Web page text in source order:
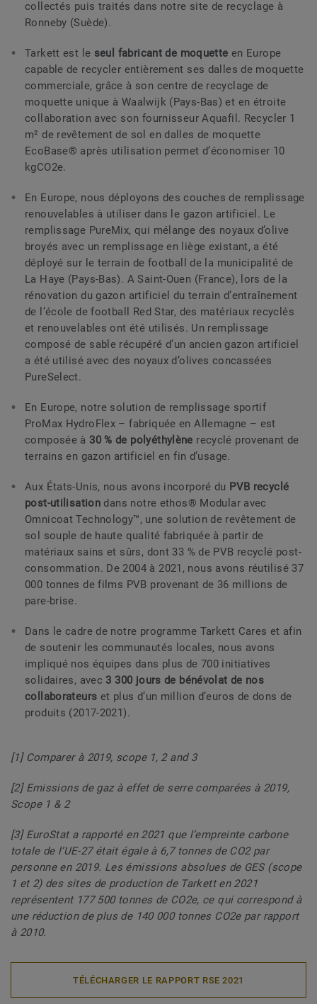
collectés puis traités dans notre site de recyclage à
Ronneby (Suède).
Tarkett est le seul fabricant de moquette en Europe
capable de recycler entièrement ses dalles de moquette
commerciale, grâce à son centre de recyclage de
moquette unique à Waalwijk (Pays-Bas) et en étroite
collaboration avec son fournisseur Aquafil. Recycler 1
m² de revêtement de sol en dalles de moquette
EcoBase® après utilisation permet d’économiser 10
kgCO2e.
En Europe, nous déployons des couches de remplissage
renouvelables à utiliser dans le gazon artificiel. Le
remplissage PureMix, qui mélange des noyaux d’olive
broyés avec un remplissage en liège existant, a été
déployé sur le terrain de football de la municipalité de
La Haye (Pays-Bas). A Saint-Ouen (France), lors de la
rénovation du gazon artificiel du terrain d’entraînement
de l’école de football Red Star, des matériaux recyclés
et renouvelables ont été utilisés. Un remplissage
composé de sable récupéré d’un ancien gazon artificiel
a été utilisé avec des noyaux d’olives concassées
PureSelect.
En Europe, notre solution de remplissage sportif
ProMax HydroFlex – fabriquée en Allemagne – est
composée à 30 % de polyéthylène recyclé provenant de
terrains en gazon artificiel en fin d’usage.
Aux États-Unis, nous avons incorporé du PVB recyclé
post-utilisation dans notre ethos® Modular avec
Omnicoat Technology™, une solution de revêtement de
sol souple de haute qualité fabriquée à partir de
matériaux sains et sûrs, dont 33 % de PVB recyclé post-
consommation. De 2004 à 2021, nous avons réutilisé 37
000 tonnes de films PVB provenant de 36 millions de
pare-brise.
Dans le cadre de notre programme Tarkett Cares et afin
de soutenir les communautés locales, nous avons
impliqué nos équipes dans plus de 700 initiatives
solidaires, avec 3 300 jours de bénévolat de nos
collaborateurs et plus d’un million d’euros de dons de
produits (2017-2021).
[1] Comparer à 2019, scope 1, 2 and 3
[2] Emissions de gaz à effet de serre comparées à 2019,
Scope 1 & 2
[3] EuroStat a rapporté en 2021 que l’empreinte carbone
totale de l’UE-27 était égale à 6,7 tonnes de CO2 par
personne en 2019. Les émissions absolues de GES (scope
1 et 2) des sites de production de Tarkett en 2021
représentent 177 500 tonnes de CO2e, ce qui correspond à
une réduction de plus de 140 000 tonnes CO2e par rapport
à 2010.
TÉLÉCHARGER LE RAPPORT RSE 2021